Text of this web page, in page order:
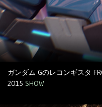
ガンダム Gのレコンギスタ
2015 SHOW